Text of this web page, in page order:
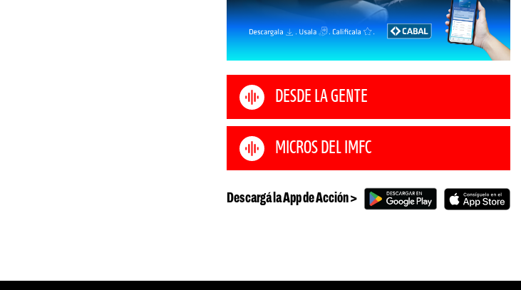
DESDE LA GENTE
MICROS DEL IMFC
Descargá la App de Acción >